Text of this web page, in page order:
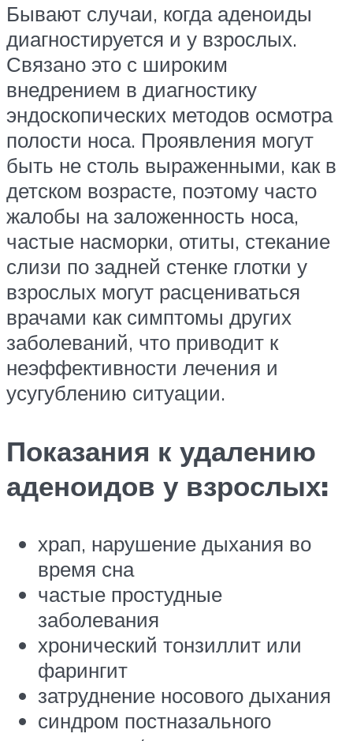
Бывают случаи, когда аденоиды
диагностируется и у взрослых.
Связано это с широким
внедрением в диагностику
эндоскопических методов осмотра
полости носа. Проявления могут
быть не столь выраженными, как в
детском возрасте, поэтому часто
жалобы на заложенность носа,
частые насморки, отиты, стекание
слизи по задней стенке глотки у
взрослых могут расцениваться
врачами как симптомы других
заболеваний, что приводит к
неэффективности лечения и
усугублению ситуации.
Показания к удалению
аденоидов у взрослых:
храп, нарушение дыхания во
время сна
частые простудные
заболевания
хронический тонзиллит или
фарингит
затруднение носового дыхания
синдром постназального